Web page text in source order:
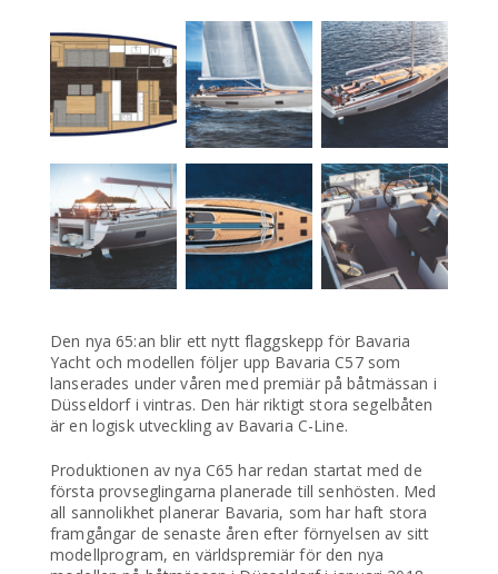
Den nya 65:an blir ett nytt flaggskepp för Bavaria
Yacht och modellen följer upp Bavaria C57 som
lanserades under våren med premiär på båtmässan i
Düsseldorf i vintras. Den här riktigt stora segelbåten
är en logisk utveckling av Bavaria C-Line.
Produktionen av nya C65 har redan startat med de
första provseglingarna planerade till senhösten. Med
all sannolikhet planerar Bavaria, som har haft stora
framgångar de senaste åren efter förnyelsen av sitt
modellprogram, en världspremiär för den nya